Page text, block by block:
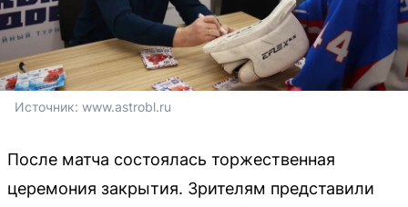
Источник: www.astrobl.ru
После матча состоялась торжественная
церемония закрытия. Зрителям представили